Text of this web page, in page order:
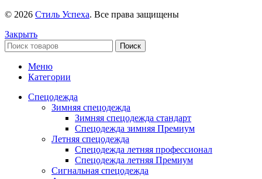
© 2026 Стиль Успеха. Все права защищены
Закрыть
Поиск
Меню
Категории
Спецодежда
Зимняя спецодежда
Зимняя спецодежда стандарт
Спецодежда зимняя Премиум
Летняя спецодежда
Спецодежда летняя профессионал
Спецодежда летняя Премиум
Сигнальная спецодежда